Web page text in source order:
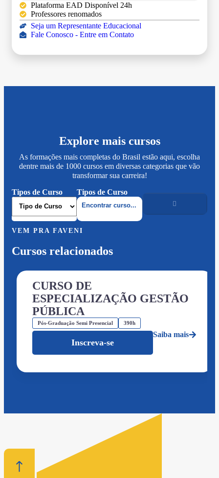
Plataforma EAD Disponível 24h
Professores renomados
Seja um Representante Educacional
Fale Conosco - Entre em Contato
Explore mais cursos
As formações mais completas do Brasil estão aqui, escolha
dentre mais de 1000 cursos em diversas categorias que vão
transformar sua carreira!
Tipos de Curso
Tipos de Curso
VEM PRA FAVENI
Cursos relacionados
CURSO DE
ESPECIALIZAÇÃO GESTÃO
PÚBLICA
Pós-Graduação Semi Presencial 390h
Inscreva-se
Saiba mais